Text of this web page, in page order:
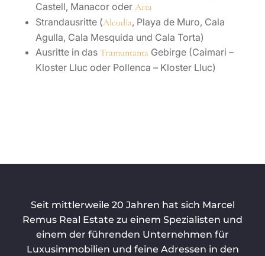
Castell, Manacor oder Arta
Strandausritte (Alcudia, Playa de Muro, Cala
Agulla, Cala Mesquida und Cala Torta)
Ausritte in das Tramuntanta Gebirge (Caimari –
Kloster Lluc oder Pollenca – Kloster Lluc)
Seit mittlerweile 20 Jahren hat sich Marcel
Remus Real Estate zu einem Spezialisten und
einem der führenden Unternehmen für
Luxusimmobilien und feine Adressen in den